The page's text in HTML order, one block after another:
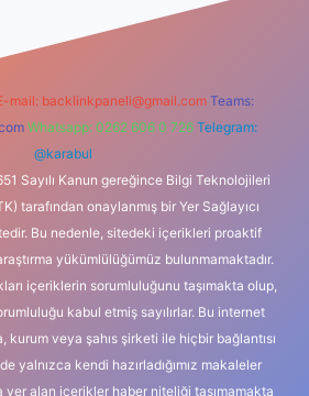
mail: backlinkpaneli@gmail.com Teams:
Whatsapp: 0262 606 0 726 Telegram:
@karabul
Sayılı Kanun gereğince Bilgi Teknolojileri
tarafından onaylanmış bir Yer Sağlayıcı
Bu nedenle, sitedeki içerikleri proaktif
yükümlülüğümüz bulunmamaktadır.
içeriklerin sorumluluğunu taşımakta olup,
kabul etmiş sayılırlar. Bu internet
kurum veya şahıs şirketi ile hiçbir bağlantısı
yalnızca kendi hazırladığımız makaleler
yer alan içerikler haber niteliği taşımamakta